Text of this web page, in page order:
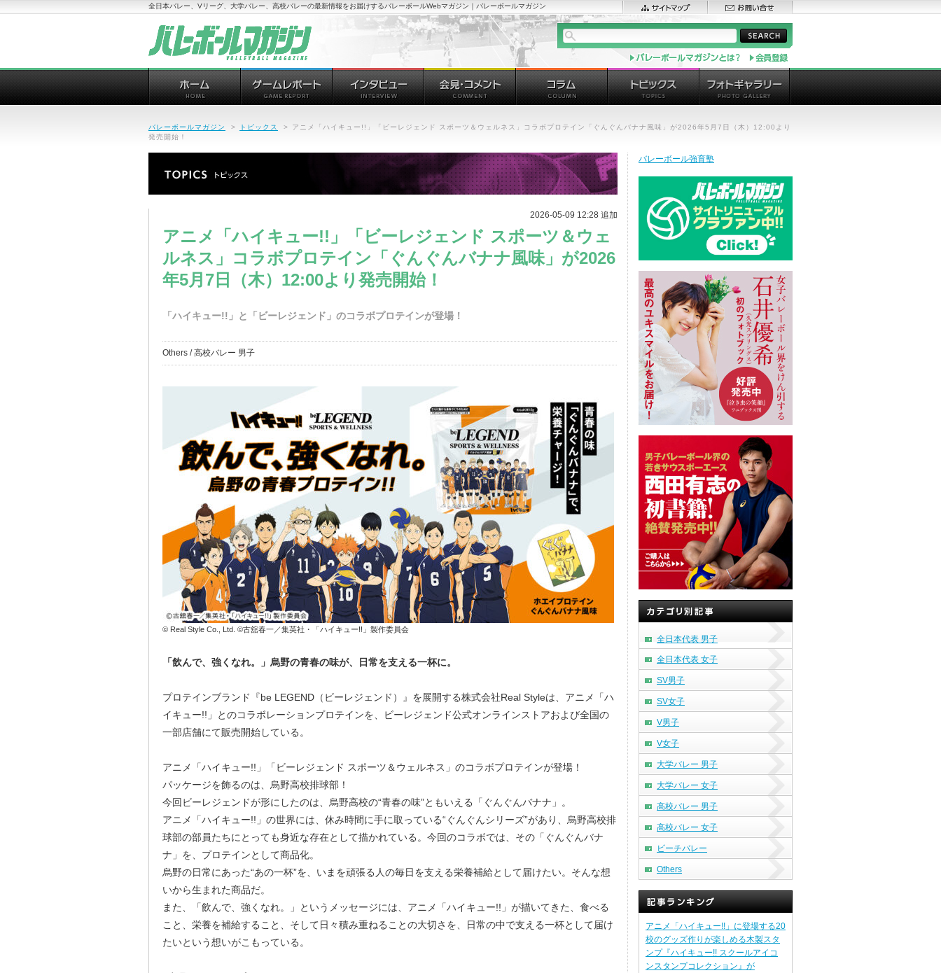
全日本バレー、Vリーグ、大学バレー、高校バレーの最新情報をお届けするバレーボールWebマガジン｜バレーボールマガジン
バレーボールマガジン > トピックス >
アニメ「ハイキュー!!」「ビーレジェンド スポーツ＆ウェルネス」コラボプロテイン「ぐんぐんバナナ風味」が2026年5月7日（木）12:00より
発売開始！
2026-05-09 12:28 追加
アニメ「ハイキュー!!」「ビーレジェンド スポーツ＆ウェ
ルネス」コラボプロテイン「ぐんぐんバナナ風味」が2026
年5月7日（木）12:00より発売開始！
「ハイキュー!!」と「ビーレジェンド」のコラボプロテインが登場！
Others / 高校バレー 男子
© Real Style Co., Ltd. ©古舘春一／集英社・「ハイキュー!!」製作委員会
「飲んで、強くなれ。」烏野の青春の味が、日常を支える一杯に。
プロテインブランド『be LEGEND（ビーレジェンド）』を展開する株式会社Real Styleは、アニメ「ハ
イキュー!!」とのコラボレーションプロテインを、ビーレジェンド公式オンラインストアおよび全国の
一部店舗にて販売開始している。
アニメ「ハイキュー!!」「ビーレジェンド スポーツ＆ウェルネス」のコラボプロテインが登場！
パッケージを飾るのは、烏野高校排球部！
今回ビーレジェンドが形にしたのは、烏野高校の“青春の味”ともいえる「ぐんぐんバナナ」。
アニメ「ハイキュー!!」の世界には、休み時間に手に取っている“ぐんぐんシリーズ”があり、烏野高校排
球部の部員たちにとっても身近な存在として描かれている。今回のコラボでは、その「ぐんぐんバナ
ナ」を、プロテインとして商品化。
烏野の日常にあった“あの一杯”を、いまを頑張る人の毎日を支える栄養補給として届けたい。そんな想
いから生まれた商品だ。
また、「飲んで、強くなれ。」というメッセージには、アニメ「ハイキュー!!」が描いてきた、食べる
こと、栄養を補給すること、そして日々積み重ねることの大切さを、日常の中で支える一杯として届け
たいという想いがこもっている。
バレーボール強育塾
全日本代表 男子
全日本代表 女子
SV男子
SV女子
V男子
V女子
大学バレー 男子
大学バレー 女子
高校バレー 男子
高校バレー 女子
ビーチバレー
Others
アニメ「ハイキュー!!」に登場する20
校のグッズ作りが楽しめる木製スタ
ンプ『ハイキュー!! スクールアイコ
ンスタンプコレクション』が